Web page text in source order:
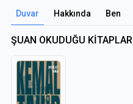
Duvar Hakkında Ben
ŞUAN OKUDUĞU KİTAPLAR